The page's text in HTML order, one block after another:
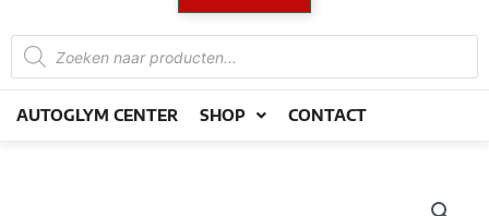
Producten
zoeken
AUTOGLYM CENTER SHOP CONTACT